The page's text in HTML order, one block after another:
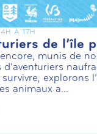
À 17H
de l’île
munis de
explorons
animaux a...